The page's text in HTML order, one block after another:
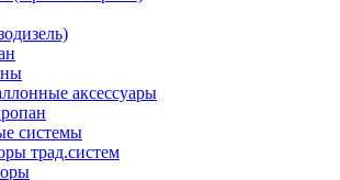
аксессуары
системы
трад.систем